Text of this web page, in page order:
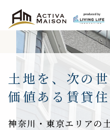
土地を、次の世
価値ある賃貸
神奈川・東京エリアの